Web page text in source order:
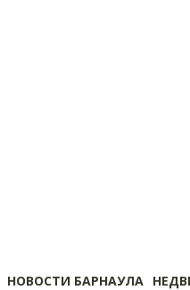
НОВОСТИ БАРНАУЛА